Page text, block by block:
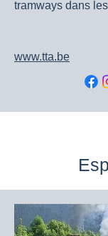
tramways dans
www.tta.be